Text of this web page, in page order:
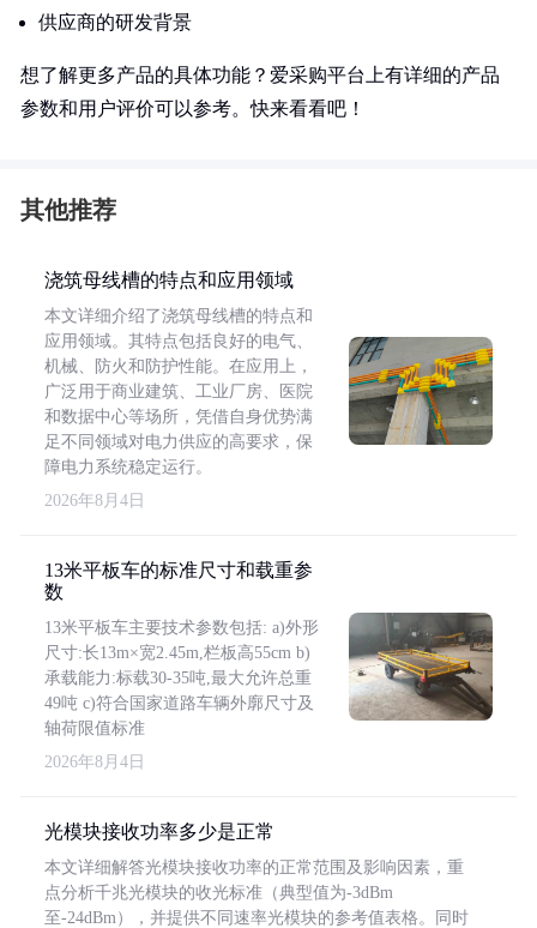
供应商的研发背景
想了解更多产品的具体功能？爱采购平台上有详细的产品
参数和用户评价可以参考。快来看看吧！
其他推荐
浇筑母线槽的特点和应用领域
本文详细介绍了浇筑母线槽的特点和
应用领域。其特点包括良好的电气、
机械、防火和防护性能。在应用上，
广泛用于商业建筑、工业厂房、医院
和数据中心等场所，凭借自身优势满
足不同领域对电力供应的高要求，保
障电力系统稳定运行。
2026年8月4日
13米平板车的标准尺寸和载重参
数
13米平板车主要技术参数包括: a)外形
尺寸:长13m×宽2.45m,栏板高55cm b)
承载能力:标载30-35吨,最大允许总重
49吨 c)符合国家道路车辆外廓尺寸及
轴荷限值标准
2026年8月4日
光模块接收功率多少是正常
本文详细解答光模块接收功率的正常范围及影响因素，重
点分析千兆光模块的收光标准（典型值为-3dBm
至-24dBm），并提供不同速率光模块的参考值表格。同时